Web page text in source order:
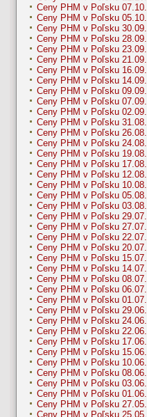
Ceny PHM v Poľsku 07.10.
Ceny PHM v Poľsku 05.10.
Ceny PHM v Poľsku 30.09.
Ceny PHM v Poľsku 28.09.
Ceny PHM v Poľsku 23.09.
Ceny PHM v Poľsku 21.09.
Ceny PHM v Poľsku 16.09.
Ceny PHM v Poľsku 14.09.
Ceny PHM v Poľsku 09.09.
Ceny PHM v Poľsku 07.09.
Ceny PHM v Poľsku 02.09.
Ceny PHM v Poľsku 31.08.
Ceny PHM v Poľsku 26.08.
Ceny PHM v Poľsku 24.08.
Ceny PHM v Poľsku 19.08.
Ceny PHM v Poľsku 17.08.
Ceny PHM v Poľsku 12.08.
Ceny PHM v Poľsku 10.08.
Ceny PHM v Poľsku 05.08.
Ceny PHM v Poľsku 03.08.
Ceny PHM v Poľsku 29.07.
Ceny PHM v Poľsku 27.07.
Ceny PHM v Poľsku 22.07.
Ceny PHM v Poľsku 20.07.
Ceny PHM v Poľsku 15.07.
Ceny PHM v Poľsku 14.07.
Ceny PHM v Poľsku 08.07.
Ceny PHM v Poľsku 06.07.
Ceny PHM v Poľsku 01.07.
Ceny PHM v Poľsku 29.06.
Ceny PHM v Poľsku 24.06.
Ceny PHM v Poľsku 22.06.
Ceny PHM v Poľsku 17.06.
Ceny PHM v Poľsku 15.06.
Ceny PHM v Poľsku 10.06.
Ceny PHM v Poľsku 08.06.
Ceny PHM v Poľsku 03.06.
Ceny PHM v Poľsku 01.06.
Ceny PHM v Poľsku 27.05.
Ceny PHM v Poľsku 25.05.